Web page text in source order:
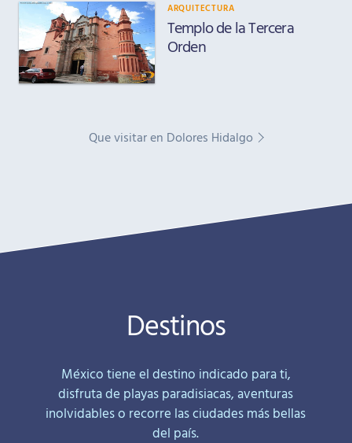
ARQUITECTURA
Templo de la Tercera
Orden
Que visitar en Dolores Hidalgo
Destinos
México tiene el destino indicado para ti,
disfruta de playas paradisiacas, aventuras
inolvidables o recorre las ciudades más bellas
del país.